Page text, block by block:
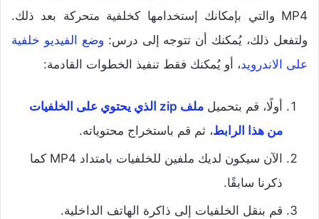
MP4 والتي بإمكانك إستخدامها كخلفية متحركة بعد ذلك.
ولتفعل ذلك، يُمكنك أن تتوجه إلى درس: وضع الفيديو خلفية
على الاندرويد، أو يُمكنك فقط تنفيذ الخطوات القادمة:
أولًا، قم بتحميل
ملف zip الذي يحتوي على الخلفيات
من هذا الرابط، ثم قم باستخراج محتوياته.
الآن سيكون لديك ملفين للخلفيات بامتداد MP4 كما
ذكرنا سابقًا.
قم بنقل الخلفيات إلى ذاكرة الهاتف الداخلية.